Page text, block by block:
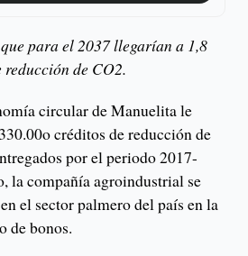
para el 2037 llegarían a 1,8
de CO2.
circular de Manuelita le
créditos de reducción de
por el periodo 2017-
la compañía agroindustrial se
el sector palmero del país en la
de bonos.